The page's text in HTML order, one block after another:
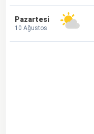
Pazartesi
10 Ağustos